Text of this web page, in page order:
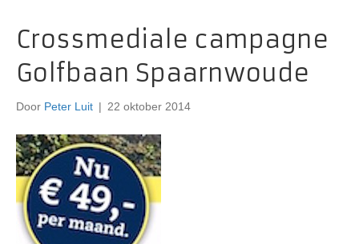
Crossmediale campagne
Golfbaan Spaarnwoude
Door Peter Luit | 22 oktober 2014